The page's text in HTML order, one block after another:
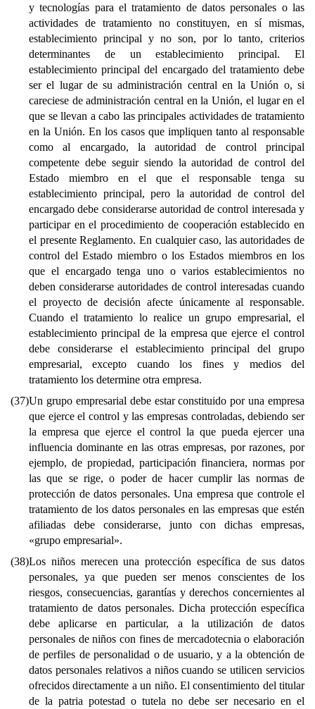
y tecnologías para el tratamiento de datos personales o las
actividades de tratamiento no constituyen, en sí mismas,
establecimiento principal y no son, por lo tanto, criterios
determinantes de un establecimiento principal. El
establecimiento principal del encargado del tratamiento debe
ser el lugar de su administración central en la Unión o, si
careciese de administración central en la Unión, el lugar en el
que se llevan a cabo las principales actividades de tratamiento
en la Unión. En los casos que impliquen tanto al responsable
como al encargado, la autoridad de control principal
competente debe seguir siendo la autoridad de control del
Estado miembro en el que el responsable tenga su
establecimiento principal, pero la autoridad de control del
encargado debe considerarse autoridad de control interesada y
participar en el procedimiento de cooperación establecido en
el presente Reglamento. En cualquier caso, las autoridades de
control del Estado miembro o los Estados miembros en los
que el encargado tenga uno o varios establecimientos no
deben considerarse autoridades de control interesadas cuando
el proyecto de decisión afecte únicamente al responsable.
Cuando el tratamiento lo realice un grupo empresarial, el
establecimiento principal de la empresa que ejerce el control
debe considerarse el establecimiento principal del grupo
empresarial, excepto cuando los fines y medios del
tratamiento los determine otra empresa.
(37)Un grupo empresarial debe estar constituido por una empresa
que ejerce el control y las empresas controladas, debiendo ser
la empresa que ejerce el control la que pueda ejercer una
influencia dominante en las otras empresas, por razones, por
ejemplo, de propiedad, participación financiera, normas por
las que se rige, o poder de hacer cumplir las normas de
protección de datos personales. Una empresa que controle el
tratamiento de los datos personales en las empresas que estén
afiliadas debe considerarse, junto con dichas empresas,
«grupo empresarial».
(38)Los niños merecen una protección específica de sus datos
personales, ya que pueden ser menos conscientes de los
riesgos, consecuencias, garantías y derechos concernientes al
tratamiento de datos personales. Dicha protección específica
debe aplicarse en particular, a la utilización de datos
personales de niños con fines de mercadotecnia o elaboración
de perfiles de personalidad o de usuario, y a la obtención de
datos personales relativos a niños cuando se utilicen servicios
ofrecidos directamente a un niño. El consentimiento del titular
de la patria potestad o tutela no debe ser necesario en el